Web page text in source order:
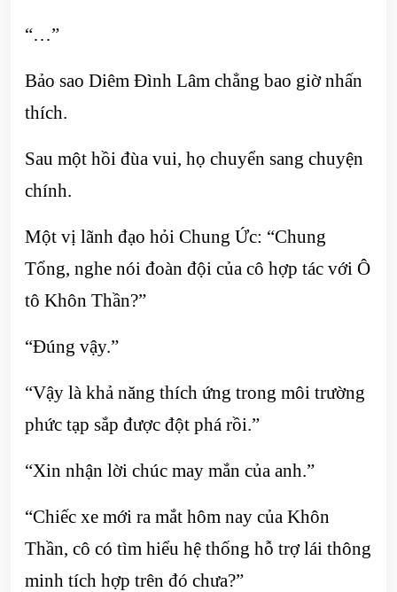
“…”
Bảo sao Diêm Đình Lâm chẳng bao giờ nhấn
thích.
Sau một hồi đùa vui, họ chuyển sang chuyện
chính.
Một vị lãnh đạo hỏi Chung Ức: “Chung
Tổng, nghe nói đoàn đội của cô hợp tác với Ô
tô Khôn Thần?”
“Đúng vậy.”
“Vậy là khả năng thích ứng trong môi trường
phức tạp sắp được đột phá rồi.”
“Xin nhận lời chúc may mắn của anh.”
“Chiếc xe mới ra mắt hôm nay của Khôn
Thần, cô có tìm hiểu hệ thống hỗ trợ lái thông
minh tích hợp trên đó chưa?”